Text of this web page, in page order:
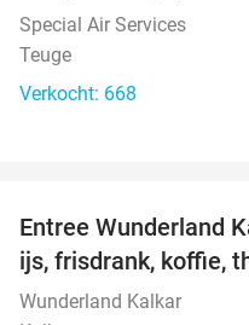
Special Air Services
Teuge
Verkocht: 668
Entree Wunderland
ijs, frisdrank, koffie,
Wunderland Kalkar